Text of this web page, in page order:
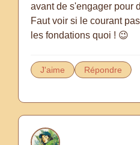
avant de s'engager pour
Faut voir si le courant
les fondations quoi ! 😉
J'aime Répondre